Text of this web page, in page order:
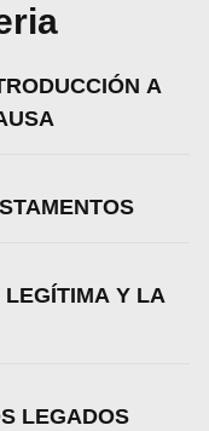
A
Y LA
LEGADOS